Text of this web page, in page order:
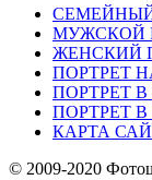
МУЖСКОЙ
ЖЕНСКИЙ
ПОРТРЕТ
ПОРТРЕТ
ПОРТРЕТ
КАРТА
© 2009-2020